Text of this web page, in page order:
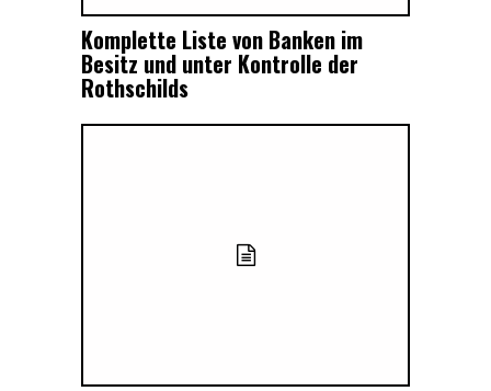
Komplette Liste von Banken im
Besitz und unter Kontrolle der
Rothschilds